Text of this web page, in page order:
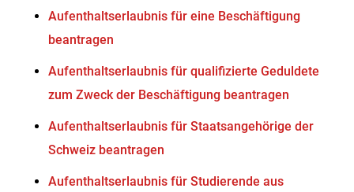
Aufenthaltserlaubnis für eine Beschäftigung
beantragen
Aufenthaltserlaubnis für qualifizierte Geduldete
zum Zweck der Beschäftigung beantragen
Aufenthaltserlaubnis für Staatsangehörige der
Schweiz beantragen
Aufenthaltserlaubnis für Studierende aus